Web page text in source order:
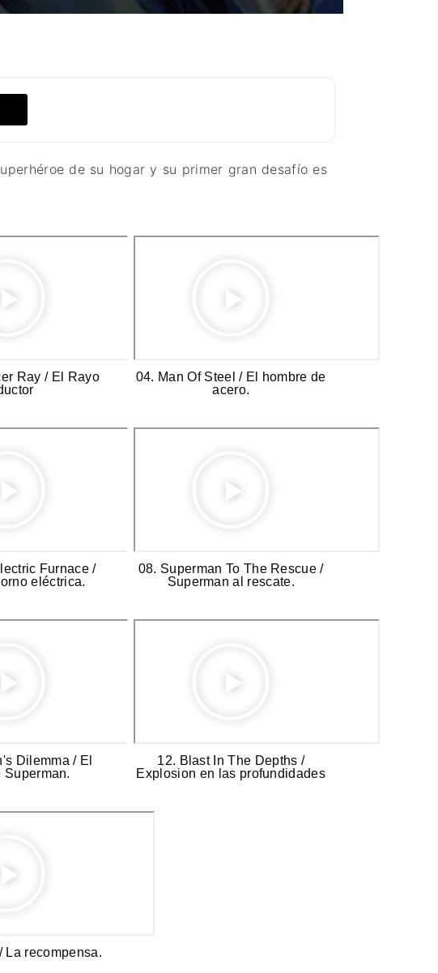
de su hogar y su primer gran desafío es
Ray / El Rayo
04. Man Of Steel / El hombre de
acero.
Furnace /
eléctrica.
08. Superman To The Rescue /
Superman al rescate.
Dilemma / El
Superman.
12. Blast In The Depths /
Explosion en las profundidades
La recompensa.